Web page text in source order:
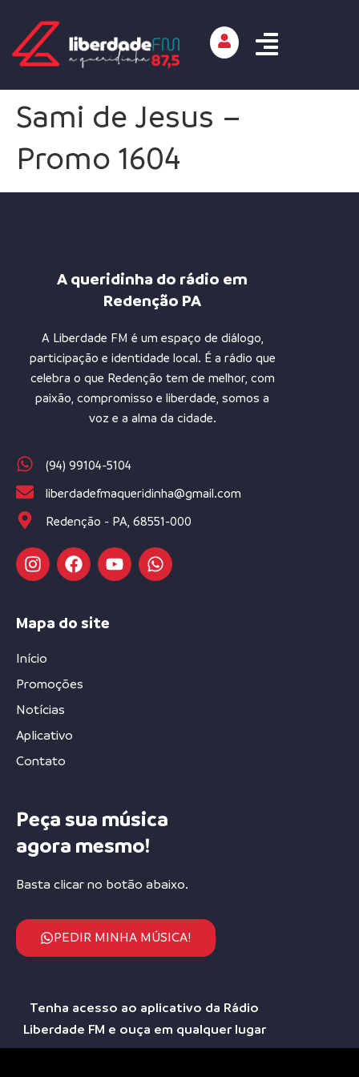
Sami de Jesus –
Promo 1604
A queridinha do rádio em
Redenção PA
A Liberdade FM é um espaço de diálogo,
participação e identidade local. É a rádio que
celebra o que Redenção tem de melhor, com
paixão, compromisso e liberdade, somos a
voz e a alma da cidade.
(94) 99104-5104
liberdadefmaqueridinha@gmail.com
Redenção - PA, 68551-000
Mapa do site
Início
Promoções
Notícias
Aplicativo
Contato
Peça sua música
agora mesmo!
Basta clicar no botão abaixo.
PEDIR MINHA MÚSICA!
Tenha acesso ao aplicativo da Rádio
Liberdade FM e ouça em qualquer lugar